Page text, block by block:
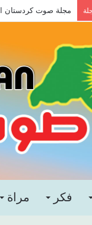
مجلة صوت كردستان
فكر مراة